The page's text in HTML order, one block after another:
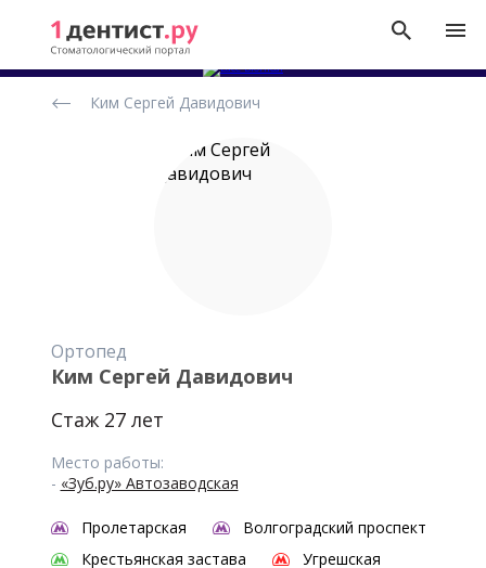
стоматологов
Ким Сергей Давидович
Ортопед
Ким Сергей Давидович
Стаж 27 лет
Место работы:
- «Зуб.ру» Автозаводская
Пролетарская
Волгоградский проспект
Крестьянская застава
Угрешская